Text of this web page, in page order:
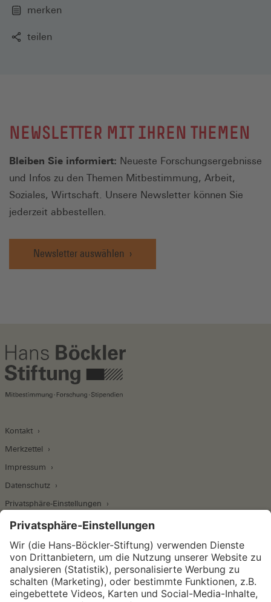
merken
teilen
NEWSLETTER MIT IHREN THEMEN
Bleiben Sie informiert: Neueste Forschungsergebnisse
und Infos zu den Themen Mitbestimmung, Arbeit,
Soziales, Wirtschaft. Unsere Newsletter können Sie
jederzeit abbestellen.
Newsletter auswählen
Kontakt
Merkzettel
Impressum
Datenschutz
Privatsphäre-Einstellungen
Wirtschafts- und Sozialwissenschaftliches Institut